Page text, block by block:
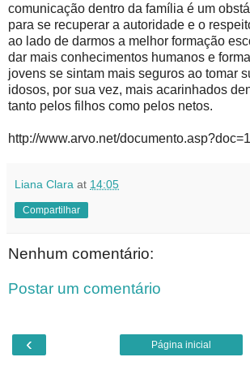
comunicação dentro da família é um
para se recuperar a autoridade e o
ao lado de darmos a melhor formação
dar mais conhecimentos humanos e
jovens se sintam mais seguros ao tomar
idosos, por sua vez, mais acarinhados
tanto pelos filhos como pelos netos.
http://www.arvo.net/
Liana Clara at 14:05
Compartilhar
Nenhum comentário:
Postar um comentário
‹ Página inicial